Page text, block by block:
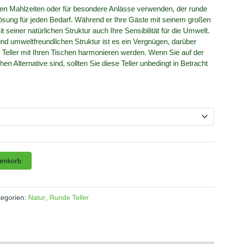
Mahlzeiten oder für besondere Anlässe verwenden, der runde
für jeden Bedarf. Während er Ihre Gäste mit seinem großen
seiner natürlichen Struktur auch Ihre Sensibilität für die Umwelt.
umweltfreundlichen Struktur ist es ein Vergnügen, darüber
mit Ihren Tischen harmonieren werden. Wenn Sie auf der
Alternative sind, sollten Sie diese Teller unbedingt in Betracht
Natur Runde Teller